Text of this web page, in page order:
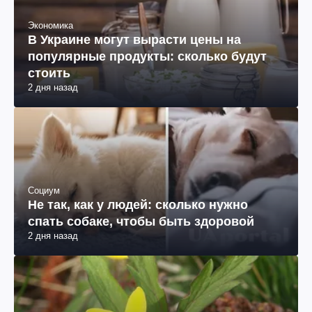
Экономика
В Украине могут вырасти цены на
популярные продукты: сколько будут
стоить
2 дня назад
Социум
Не так, как у людей: сколько нужно
спать собаке, чтобы быть здоровой
2 дня назад